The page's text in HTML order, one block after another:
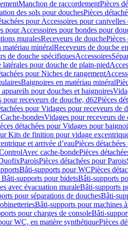
Manchon de raccordementPièces
des sols pour douchesPièces
pour Accessoires pour canivelles
pour Accessoires pour bondes pour
muralesReceveurs de douchePièces
matériau minéralReceveurs de douche
de douche spécifiquesAccessoires
latérales pour douche de plain-pied
pour Niches de rangement
Baignoires en matériau minéral
pour douches et baignoires
pour receveurs de douche, d62Pièces
pour Vidages pour receveurs de
bondesVidages pour receveurs de
détachées pour Vidages pour
Kits de finition pour vidage
et arrivée d’eauPièces
Avec cache-bondePièces
ParoisPièces détachées pour Parois
Bâti-supports pour WCPièces
Bâti-supports pour bidetsBâti-supports
avec évacuation muraleBâti-supports
pour séparations de douchesBâti-
Bâti-supports pour machines
pour charges de consoleBâti-
WC, en matière synthétiquePièces